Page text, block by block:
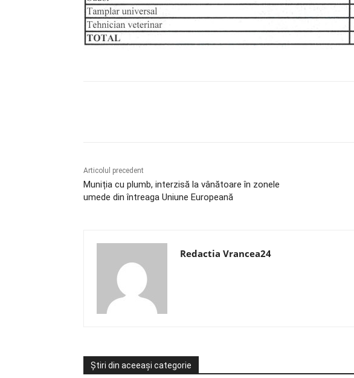
Articolul precedent
Muniția cu plumb, interzisă la vânătoare în zonele
umede din întreaga Uniune Europeană
Redactia Vrancea24
Știri din aceeași categorie